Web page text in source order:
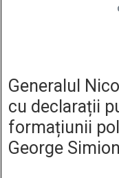
Generalul
cu declarații
formațiunii
George